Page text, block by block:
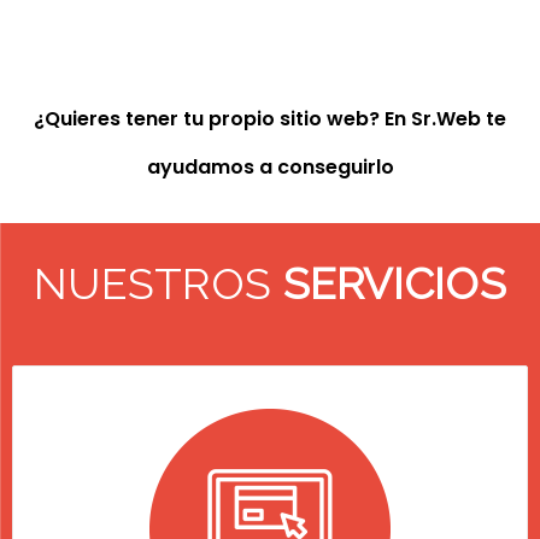
¿Quieres tener tu propio sitio web? En Sr.Web te
ayudamos a conseguirlo
NUESTROS SERVICIOS